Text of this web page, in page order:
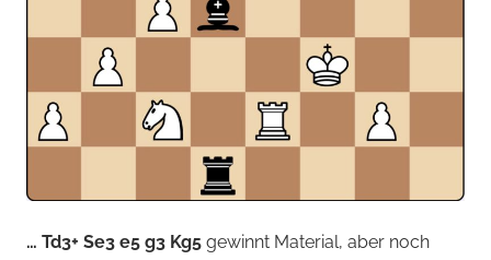
… Td3+ Se3 e5 g3 Kg5 gewinnt Material, aber noch